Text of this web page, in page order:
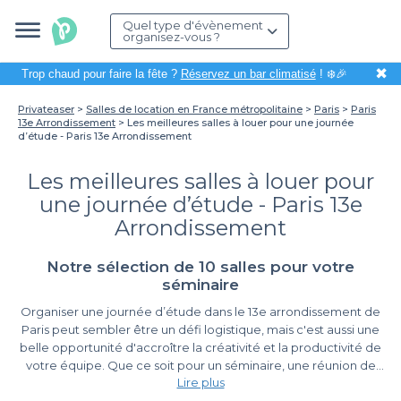
Quel type d'évènement
organisez-vous ?
Trop chaud pour faire la fête ? Réservez un bar climatisé! ❄️🎉 ✖
Privateaser Salles de location en France métropolitaine Paris
Paris
13e Arrondissement
Les meilleures salles à louer pour une journée
d’étude - Paris 13e Arrondissement
Les meilleures salles à louer pour
une journée d’étude - Paris 13e
Arrondissement
Notre sélection de 10 salles pour votre
séminaire
Organiser une journée d’étude dans le 13e arrondissement de
Paris peut sembler être un défi logistique, mais c'est aussi une
belle opportunité d'accroître la créativité et la productivité de
votre équipe. Que ce soit pour un séminaire, une réunion de
travail ou une session de brainstorming, le choix de la salle est
Lire plus